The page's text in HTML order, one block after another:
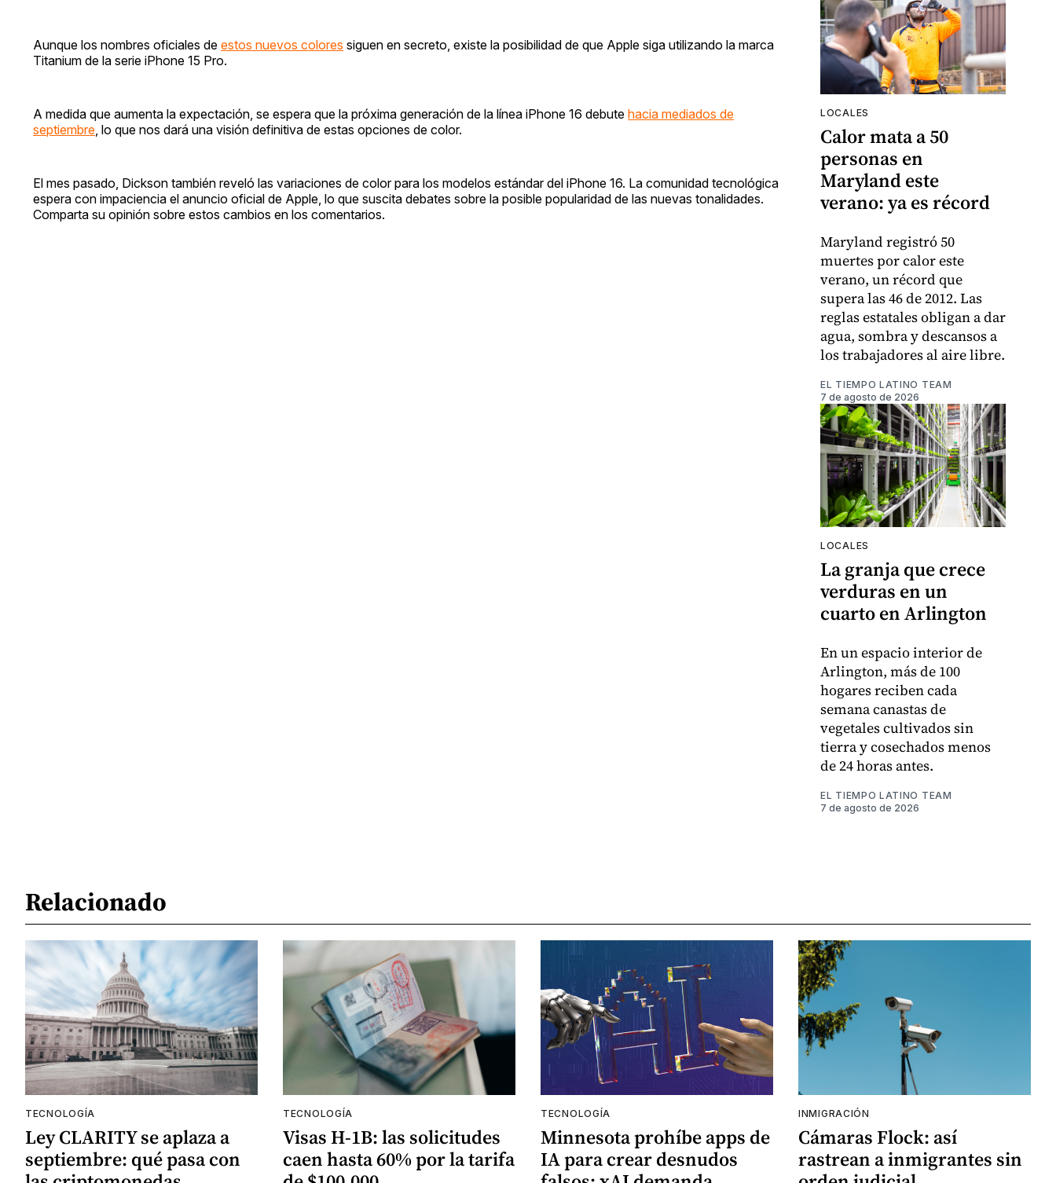
Aunque los nombres oficiales de estos nuevos colores siguen en secreto, existe la posibilidad de que Apple siga utilizando la marca
Titanium de la serie iPhone 15 Pro.
A medida que aumenta la expectación, se espera que la próxima generación de la línea iPhone 16 debute hacia mediados de
septiembre , lo que nos dará una visión definitiva de estas opciones de color.
El mes pasado, Dickson también reveló las variaciones de color para los modelos estándar del iPhone 16. La comunidad tecnológica
espera con impaciencia el anuncio oficial de Apple, lo que suscita debates sobre la posible popularidad de las nuevas tonalidades.
Comparta su opinión sobre estos cambios en los comentarios.
LOCALES
Calor mata a 50
personas en
Maryland este
verano: ya es récord
Maryland registró 50
muertes por calor este
verano, un récord que
supera las 46 de 2012. Las
reglas estatales obligan a dar
agua, sombra y descansos a
los trabajadores al aire libre.
EL TIEMPO LATINO TEAM
7 de agosto de 2026
LOCALES
La granja que crece
verduras en un
cuarto en Arlington
En un espacio interior de
Arlington, más de 100
hogares reciben cada
semana canastas de
vegetales cultivados sin
tierra y cosechados menos
de 24 horas antes.
EL TIEMPO LATINO TEAM
7 de agosto de 2026
Relacionado
TECNOLOGÍA
Ley CLARITY se aplaza a
septiembre: qué pasa con
TECNOLOGÍA
Visas H-1B: las solicitudes
caen hasta 60% por la tarifa
TECNOLOGÍA
Minnesota prohíbe apps de
IA para crear desnudos
INMIGRACIÓN
Cámaras Flock: así
rastrean a inmigrantes sin